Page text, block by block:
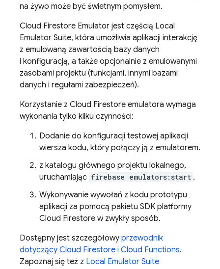
na żywo może być świetnym pomysłem.
Cloud Firestore Emulator jest częścią Local
Emulator Suite, która umożliwia aplikacji interakcję
z emulowaną zawartością bazy danych
i konfiguracją, a także opcjonalnie z emulowanymi
zasobami projektu (funkcjami, innymi bazami
danych i regułami zabezpieczeń).
Korzystanie z Cloud Firestore emulatora wymaga
wykonania tylko kilku czynności:
Dodanie do konfiguracji testowej aplikacji
wiersza kodu, który połączy ją z emulatorem.
z katalogu głównego projektu lokalnego,
uruchamiając firebase emulators:start .
Wykonywanie wywołań z kodu prototypu
aplikacji za pomocą pakietu SDK platformy
Cloud Firestore w zwykły sposób.
Dostępny jest szczegółowy przewodnik
dotyczący Cloud Firestore i Cloud Functions.
Zapoznaj się też z Local Emulator Suite